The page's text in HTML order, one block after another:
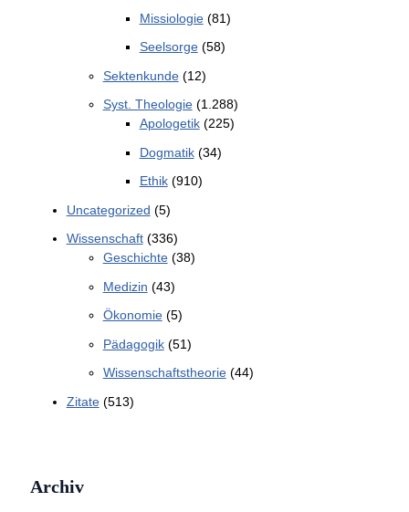
Missiologie(81)
Seelsorge(58)
Sektenkunde(12)
Syst. Theologie(1.288)
Apologetik(225)
Dogmatik(34)
Ethik(910)
Uncategorized (5)
Wissenschaft(336)
Geschichte(38)
Medizin (43)
Ökonomie(5)
Pädagogik(51)
Wissenschaftstheorie(44)
Zitate(513)
Archiv